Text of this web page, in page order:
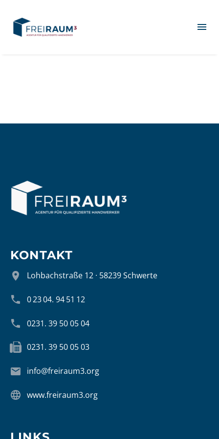
KONTAKT

 Lohbachstraße 12 · 58239 Schwerte

 0 23 04. 94 51 12

 0231. 39 50 05 04

 0231. 39 50 05 03

 info@freiraum3.org

 www.freiraum3.org